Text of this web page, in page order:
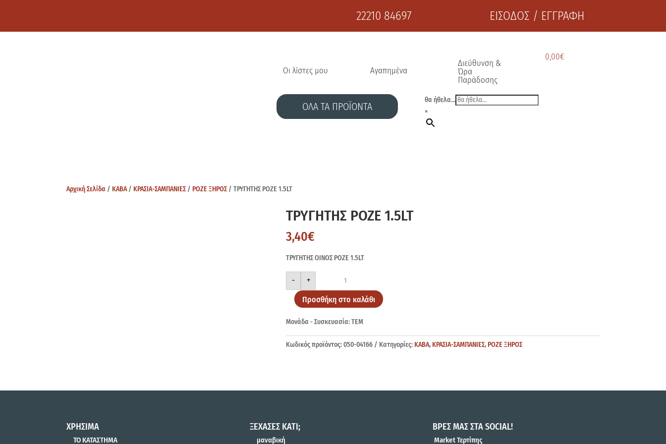
22210 84697 ΕΙΣΟΔΟΣ / ΕΓΓΡΑΦΗ
Οι λίστες μου Αγαπημένα
Διεύθυνση &
Ώρα
Παράδοσης
0,00€
ΟΛΑ ΤΑ ΠΡΟΪΟΝΤΑ
θα ήθελα...
×
Αρχική Σελίδα / ΚΑΒΑ/ ΚΡΑΣΙΑ-ΣΑΜΠΑΝΙΕΣ / ΡΟΖΕ ΞΗΡΟΣ / ΤΡΥΓΗΤΗΣ ΡΟΖΕ 1.5LT
ΤΡΥΓΗΤΗΣ ΡΟΖΕ 1.5LT
3,40€
ΤΡΥΓΗΤΗΣ ΟΙΝΟΣ ΡΟΖΕ 1.5LT
-
ΤΡΥΓΗΤΗΣ
1.5LT
ποσότητα
+
Προσθήκη στο καλάθι
Μονάδα - Συσκευασία: ΤΕΜ
Κωδικός προϊόντος:050-04166 Κατηγορίες: ΚΑΒΑ, ΚΡΑΣΙΑ-ΣΑΜΠΑΝΙΕΣ, ΡΟΖΕ ΞΗΡΟΣ
ΧΡΗΣΙΜΑ
ΤΟ ΚΑΤΑΣΤΗΜΑ
ΞΕΧΑΣΕΣ ΚΑΤΙ;
μαναβική
ΒΡΕΣ ΜΑΣ ΣΤΑ SOCIAL!
Market Τερτίπης